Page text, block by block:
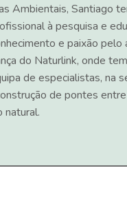
Ambientais, Santiago
à pesquisa e
e paixão pelo
do Naturlink, onde
de especialistas, na
de pontes
natural.